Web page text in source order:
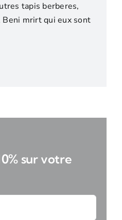
tapis berberes,
Beni mrirt qui eux sont
sur votre